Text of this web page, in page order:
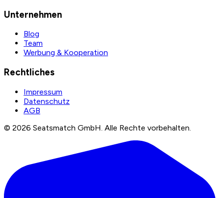
Unternehmen
Blog
Team
Werbung & Kooperation
Rechtliches
Impressum
Datenschutz
AGB
© 2026 Seatsmatch GmbH. Alle Rechte vorbehalten.